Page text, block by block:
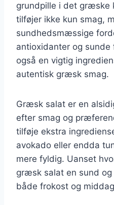
grundpille i det græske
tilføjer ikke kun smag,
sundhedsmæssige
antioxidanter og sunde
også en vigtig
autentisk græsk smag.
Græsk salat er en
efter smag og
tilføje ekstra
avokado eller endda
mere fyldig. Uanset
græsk salat en sund
både frokost og